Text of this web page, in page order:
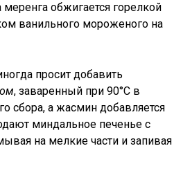
обжигается горелкой
ванильного мороженого на
просит добавить
, заваренный при 90°C в
сбора, а жасмин добавляется
миндальное печенье с
на мелкие части и запивая